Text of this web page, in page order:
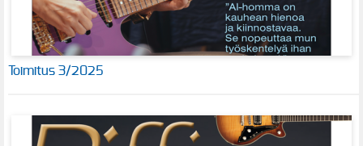
Toimitus 3/2025